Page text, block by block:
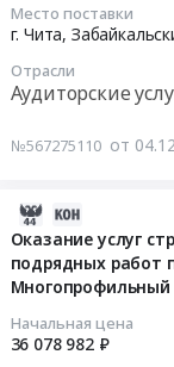
Место поставки
г. Чита,
Отрасли
Аудиторские
№567275110 от
Оказание услуг
подрядных работ
Начальная цена
36 078 982 ₽